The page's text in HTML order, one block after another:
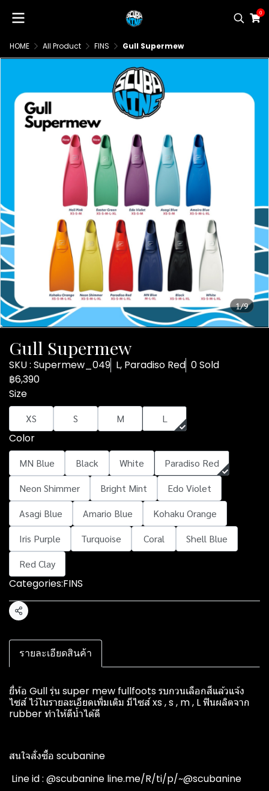
0
HOME All Product FINS Gull Supermew
1/9
Gull Supermew
SKU : Supermew_049 L, Paradiso Red 0 Sold
฿6,390
Size
XS S M L
Color
MN Blue Black White
Paradiso Red
Neon Shimmer
Bright Mint
Edo Violet
Asagi Blue
Amario Blue
Kohaku Orange
Iris Purple
Turquoise Coral
Shell Blue
Red Clay
Categories:FINS
Share
รายละเอียดสินค้า
ยี่ห้อ Gull รุ่น super mew fullfoots รบกวนเลือกสีแล้วแจ้ง
ไซส์ ไว้ในรายละเอียดเพิ่มเติม มีไซส์ xs , s , m , L ฟินผลิตจาก
rubber ทำให้ตีน้ำได้ดี
สนใจสั่งซื้อ scubanine
️ Line id : @scubanine line.me/R/ti/p/~@scubanine